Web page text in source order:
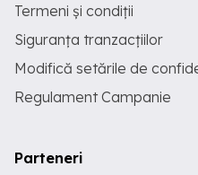
Termeni și condiții
Siguranța tranzacțiilor
Modifică setările de
Regulament Campanie
Parteneri